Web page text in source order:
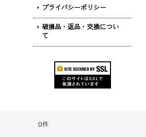
プライバシーポリシー
破損品・返品・交換につい
て
0件